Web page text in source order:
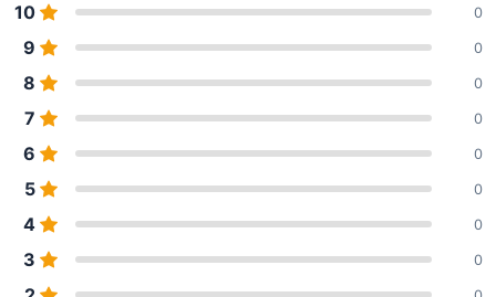
10 0
9 0
8 0
7 0
6 0
5 0
4 0
3 0